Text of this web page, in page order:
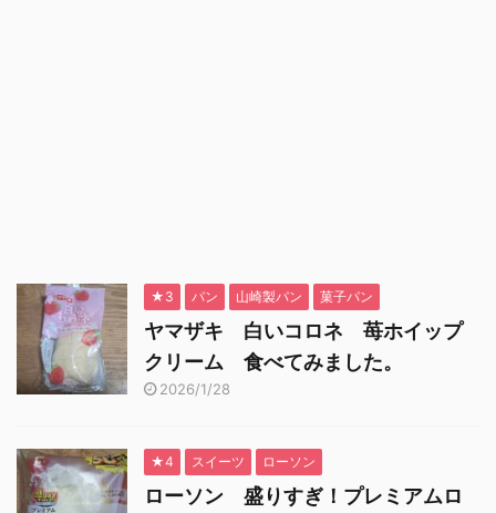
★3 パン 山崎製パン 菓子パン
ヤマザキ 白いコロネ 苺ホイップ
クリーム 食べてみました。
2026/1/28
★4 スイーツ ローソン
ローソン 盛りすぎ！プレミアムロ